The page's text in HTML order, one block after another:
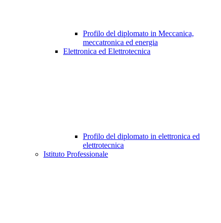
Profilo del diplomato in Meccanica,
meccatronica ed energia
Elettronica ed Elettrotecnica
Profilo del diplomato in elettronica ed
elettrotecnica
Istituto Professionale